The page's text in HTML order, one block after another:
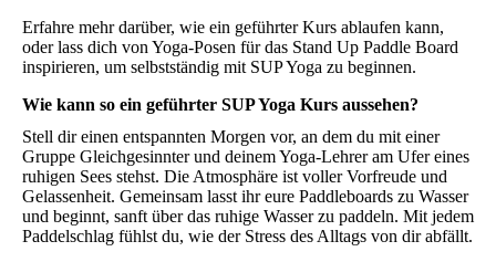
Erfahre mehr darüber, wie ein geführter Kurs ablaufen kann,
oder lass dich von Yoga-Posen für das Stand Up Paddle Board
inspirieren, um selbstständig mit SUP Yoga zu beginnen.
Wie kann so ein geführter SUP Yoga Kurs aussehen?
Stell dir einen entspannten Morgen vor, an dem du mit einer
Gruppe Gleichgesinnter und deinem Yoga-Lehrer am Ufer eines
ruhigen Sees stehst. Die Atmosphäre ist voller Vorfreude und
Gelassenheit. Gemeinsam lasst ihr eure Paddleboards zu Wasser
und beginnt, sanft über das ruhige Wasser zu paddeln. Mit jedem
Paddelschlag fühlst du, wie der Stress des Alltags von dir abfällt.